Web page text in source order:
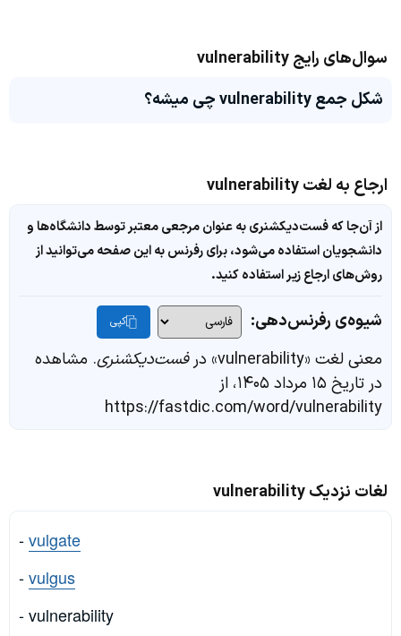
سوال‌های رایج vulnerability
شکل جمع vulnerability چی میشه؟
ارجاع به لغت vulnerability
از آن‌جا که فست‌دیکشنری به عنوان مرجعی معتبر توسط دانشگاه‌ها و
دانشجویان استفاده می‌شود، برای رفرنس به این صفحه می‌توانید از
روش‌های ارجاع زیر استفاده کنید.
شیوه‌ی رفرنس‌دهی: کپی
معنی لغت «vulnerability» در فست‌دیکشنری. مشاهده
در تاریخ ۱۵ مرداد ۱۴۰۵، از
https://fastdic.com/word/vulnerability
لغات نزدیک vulnerability
-vulgate
-vulgus
- vulnerability